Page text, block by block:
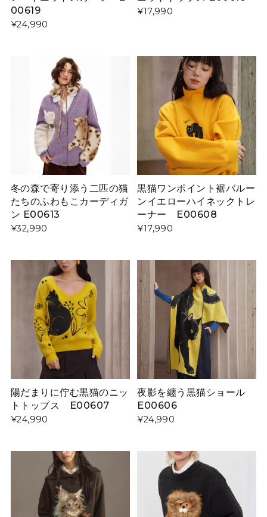
00619
¥24,990
¥17,990
冬の森で寄り添う二匹の猫
たちのふわもこカーディガ
ン E00613
¥32,990
黒猫ワンポイント裾バルー
ンイエローハイネックトレ
ーナー E00608
¥17,990
陽だまりに佇む黒猫のニッ
トトップス E00607
¥24,990
夜影を纏う黒猫ショール
E00606
¥24,990